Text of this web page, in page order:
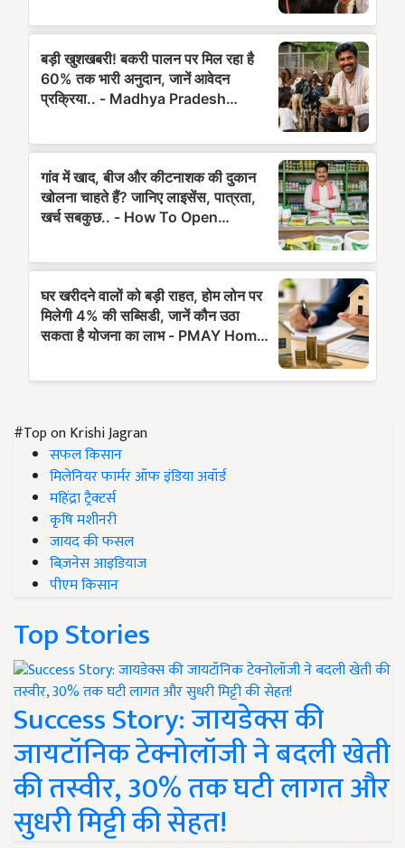
#Top on Krishi Jagran
सफल किसान
मिलेनियर फार्मर ऑफ इंडिया अवॉर्ड
महिंद्रा ट्रैक्टर्स
कृषि मशीनरी
जायद की फसल
बिज़नेस आइडियाज
पीएम किसान
Top Stories
Success Story: जायडेक्स की
जायटॉनिक टेक्नोलॉजी ने बदली खेती
की तस्वीर, 30% तक घटी लागत और
सुधरी मिट्टी की सेहत!